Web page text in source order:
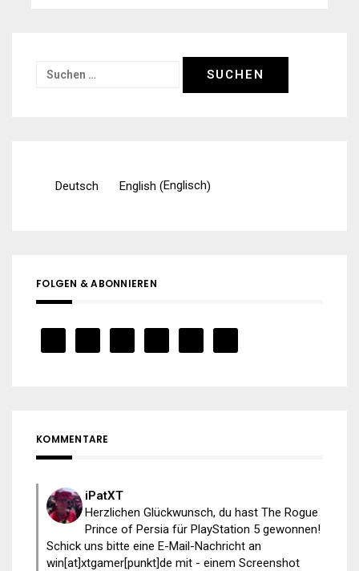
Suchen
Deutsch English (Englisch)
FOLGEN & ABONNIEREN
KOMMENTARE
iPatXT
Herzlichen Glückwunsch, du hast The Rogue
Prince of Persia für PlayStation 5 gewonnen!
Schick uns bitte eine E-Mail-Nachricht an
win[at]xtgamer[punkt]de mit - einem Screenshot